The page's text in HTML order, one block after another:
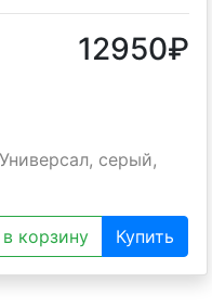
12950₽
серый,
корзину Купить